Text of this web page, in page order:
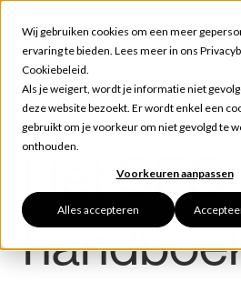
Wij gebruiken cookies om een meer
ervaring te bieden. Lees meer in ons
Cookiebeleid.
Als je weigert, wordt je informatie niet
deze website bezoekt. Er wordt enkel een
gebruikt om je voorkeur om niet gevolgd te
onthouden.
Voorkeuren aanpassen
Alles accepteren
Het